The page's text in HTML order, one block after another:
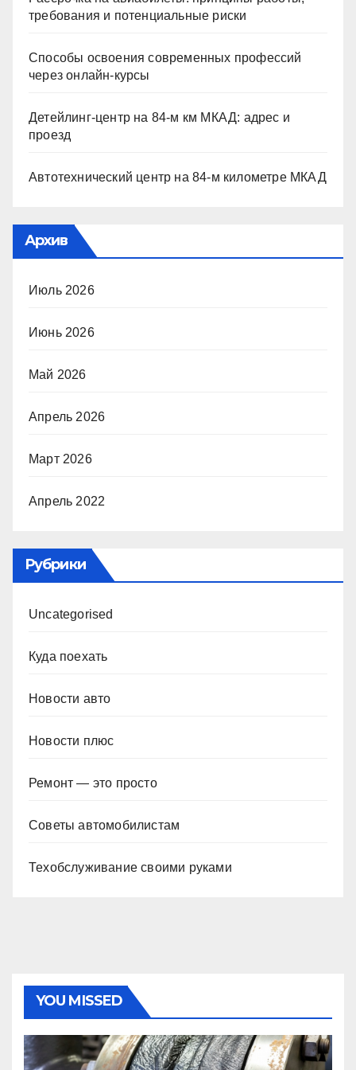
требования и потенциальные риски
Способы освоения современных профессий
через онлайн-курсы
Детейлинг-центр на 84-м км МКАД: адрес и
проезд
Автотехнический центр на 84-м километре МКАД
Архив
Июль 2026
Июнь 2026
Май 2026
Апрель 2026
Март 2026
Апрель 2022
Рубрики
Uncategorised
Куда поехать
Новости авто
Новости плюс
Ремонт — это просто
Советы автомобилистам
Техобслуживание своими руками
YOU MISSED